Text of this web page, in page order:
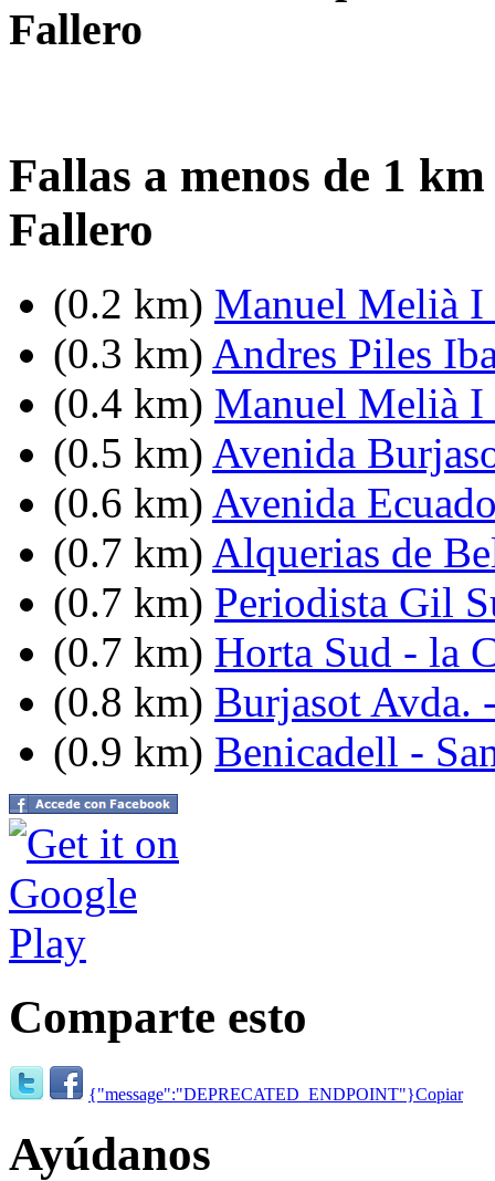
Fallero
Fallas a menos de 1
Fallero
(0.2 km) Manuel Melià I
(0.3 km) Andres Piles
(0.4 km) Manuel Melià I
(0.5 km) Avenida
(0.6 km) Avenida
(0.7 km) Alquerias de
(0.7 km) Periodista Gil
(0.7 km) Horta Sud - la
(0.8 km) Burjasot Avda.
(0.9 km) Benicadell -
Comparte esto
{"message":"DEPRECATED_ENDPOINT"}Copiar
Ayúdanos